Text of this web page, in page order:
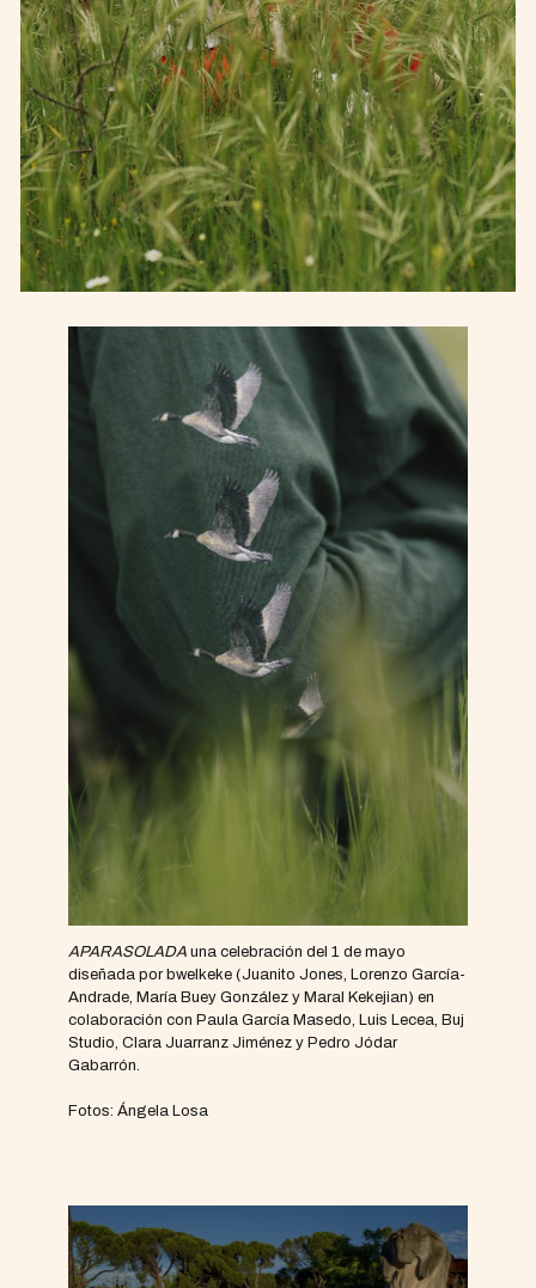
APARASOLADAuna celebración del 1 de mayo
diseñada por bwelkeke (Juanito Jones, Lorenzo García-
Andrade, María Buey González y Maral Kekejian) en
colaboración con Paula García Masedo, Luis Lecea, Buj
Studio, Clara Juarranz Jiménez y Pedro Jódar
Gabarrón.
Fotos: Ángela Losa